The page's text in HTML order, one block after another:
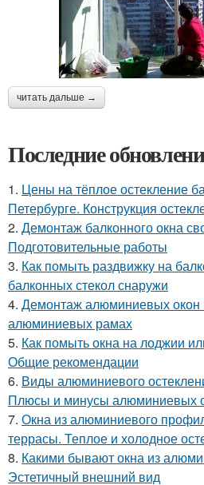
читать дальше →
Последние
1. Цены на тёплое остекление
Петербурге. Конструкция
2. Демонтаж балконного окна
Подготовительные работы
3. Как помыть раздвижку на
балконных стекол снаружи
4. Демонтаж алюминиевых окон
алюминиевых рамах
5. Как помыть окна на лоджии
Общие рекомендации
6. Виды алюминиевого
Плюсы и минусы алюминиевых
7. Окна из алюминиевого
террасы. Теплое и холодное
8. Какими бывают окна из
Эстетичный внешний вид